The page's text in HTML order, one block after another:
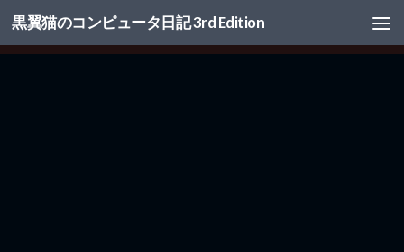
コンテンツへスキップ
黒翼猫のコンピュータ日記 3rd Edition